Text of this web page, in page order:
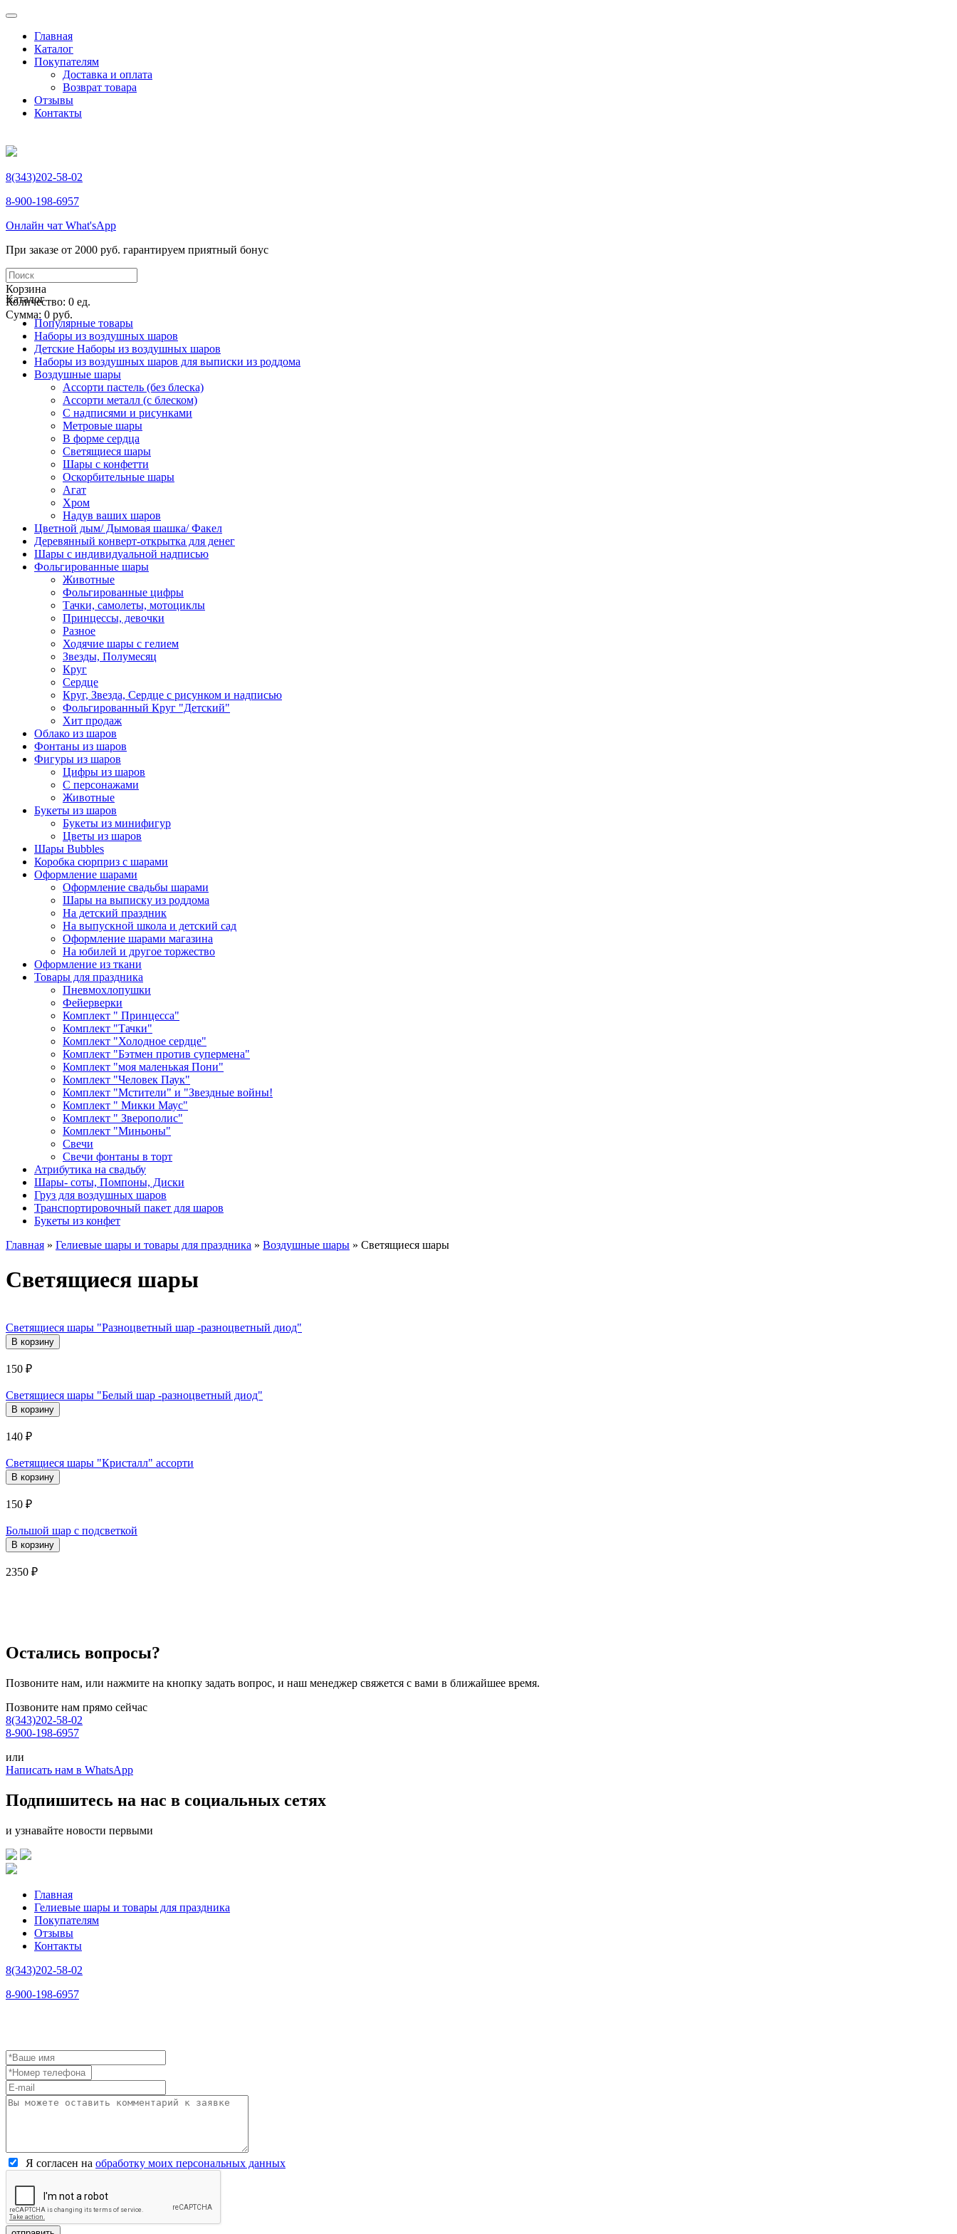
Главная
Каталог
Покупателям
Доставка и оплата
Возврат товара
Отзывы
Контакты
8(343)202-58-02
8-900-198-6957
Онлайн чат What'sApp
При заказе от 2000 руб. гарантируем приятный бонус
Корзина
Количество: 0 ед.
Сумма: 0 руб.
Каталог
Популярные товары
Наборы из воздушных шаров
Детские Наборы из воздушных шаров
Наборы из воздушных шаров для выписки из роддома
Воздушные шары
Ассорти пастель (без блеска)
Ассорти металл (с блеском)
С надписями и рисунками
Метровые шары
В форме сердца
Светящиеся шары
Шары с конфетти
Оскорбительные шары
Агат
Хром
Надув ваших шаров
Цветной дым/ Дымовая шашка/ Факел
Деревянный конверт-открытка для денег
Шары с индивидуальной надписью
Фольгированные шары
Животные
Фольгированные цифры
Тачки, самолеты, мотоциклы
Принцессы, девочки
Разное
Ходячие шары с гелием
Звезды, Полумесяц
Круг
Сердце
Круг, Звезда, Сердце с рисунком и надписью
Фольгированный Круг "Детский"
Хит продаж
Облако из шаров
Фонтаны из шаров
Фигуры из шаров
Цифры из шаров
С персонажами
Животные
Букеты из шаров
Букеты из минифигур
Цветы из шаров
Шары Bubbles
Коробка сюрприз с шарами
Оформление шарами
Оформление свадьбы шарами
Шары на выписку из роддома
На детский праздник
На выпускной школа и детский сад
Оформление шарами магазина
На юбилей и другое торжество
Оформление из ткани
Товары для праздника
Пневмохлопушки
Фейерверки
Комплект " Принцесса"
Комплект "Тачки"
Комплект "Холодное сердце"
Комплект "Бэтмен против супермена"
Комплект "моя маленькая Пони"
Комплект "Человек Паук"
Комплект "Мстители" и "Звездные войны!
Комплект " Микки Маус"
Комплект " Зверополис"
Комплект "Миньоны"
Свечи
Свечи фонтаны в торт
Атрибутика на свадьбу
Шары- соты, Помпоны, Диски
Груз для воздушных шаров
Транспортировочный пакет для шаров
Букеты из конфет
Главная » Гелиевые шары и товары для праздника » Воздушные шары » Светящиеся шары
Светящиеся шары
Светящиеся шары "Разноцветный шар -разноцветный диод"
150 ₽
Светящиеся шары "Белый шар -разноцветный диод"
140 ₽
Светящиеся шары "Кристалл" ассорти
150 ₽
Большой шар с подсветкой
2350 ₽
Остались вопросы?
Позвоните нам, или нажмите на кнопку задать вопрос, и наш менеджер свяжется с вами в ближайшее время.
Позвоните нам прямо сейчас
8(343)202-58-02
8-900-198-6957
или
Написать нам в WhatsApp
Подпишитесь на нас в социальных сетях
и узнавайте новости первыми
Главная
Гелиевые шары и товары для праздника
Покупателям
Отзывы
Контакты
8(343)202-58-02
8-900-198-6957
Я согласен на обработку моих персональных данных